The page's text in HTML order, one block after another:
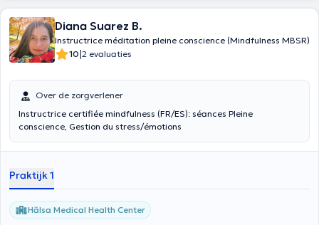
Diana Suarez B.
Instructrice méditation pleine conscience (Mindfulness MBSR)
10|2 evaluaties
Over de zorgverlener
Instructrice certifiée mindfulness (FR/ES): séances Pleine
conscience, Gestion du stress/émotions
Praktijk 1
Hälsa Medical Health Center